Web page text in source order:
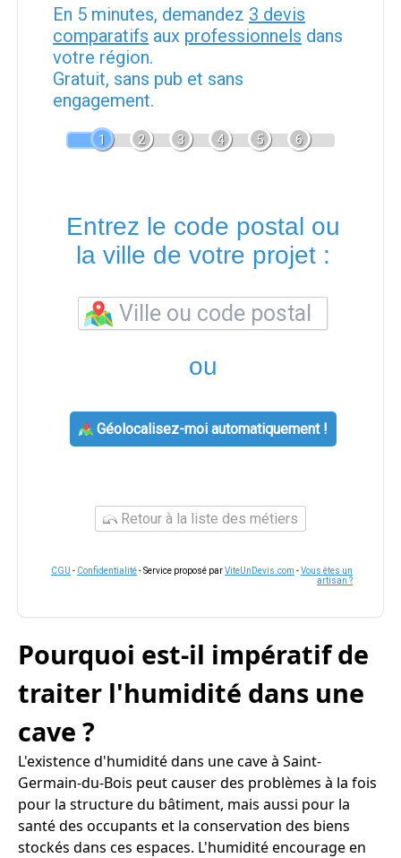
En 5 minutes, demandez 3 devis
comparatifs aux professionnels dans
votre région.
Gratuit, sans pub et sans
engagement.
1 2 3 4 5 6
Entrez le code postal ou
la ville de votre projet :
ou
Géolocalisez-moi automatiquement !
Retour à la liste des métiers
CGU - Confidentialité- Service proposé parViteUnDevis.com -Vous êtes un
artisan ?
Pourquoi est-il impératif de
traiter l'humidité dans une
cave ?
L'existence d'humidité dans une cave à Saint-
Germain-du-Bois peut causer des problèmes à la fois
pour la structure du bâtiment, mais aussi pour la
santé des occupants et la conservation des biens
stockés dans ces espaces. L'humidité encourage en